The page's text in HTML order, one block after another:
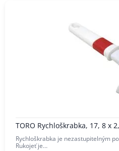
TORO Rychloškrabka, 17, 8 x
Rychloškrabka je nezastupitelným
Rukojeť je…